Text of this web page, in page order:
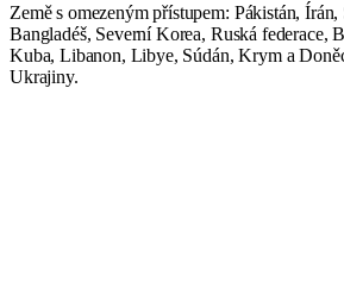
Země s omezeným přístupem: Pákistán,
Bangladéš, Severní Korea, Ruská federace,
Kuba, Libanon, Libye, Súdán, Krym a
Ukrajiny.